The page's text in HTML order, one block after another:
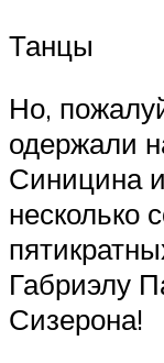
Танцы
Но,
одержали
Синицина
несколько
Габриэлу
Сизерона!